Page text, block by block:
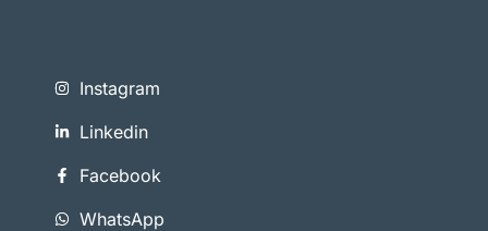
Instagram
Linkedin
Facebook
WhatsApp